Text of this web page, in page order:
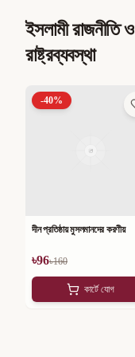
ইসলামী রাজনীতি ও
রাষ্ট্রব্যবস্থা
-40%
দীন প্রতিষ্ঠায় মুসলমানদের করণীয়
৳96৳160
কার্টে যোগ